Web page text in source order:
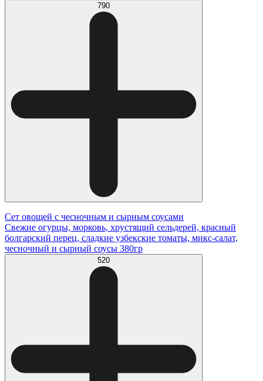
790
Сет овощей с чесночным и сырным соусами
Свежие огурцы, морковь, хрустящий сельдерей, красный
болгарский перец, сладкие узбекские томаты, микс-салат,
чесночный и сырный соусы 380гр
520